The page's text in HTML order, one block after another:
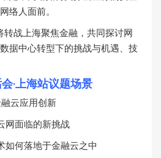
络人面前。
转战上海聚焦金融，共同探讨网
据中心转型下的挑战与机遇、技
·上海站议题场景
云应用创新
网面临的新挑战
如何落地于金融云之中